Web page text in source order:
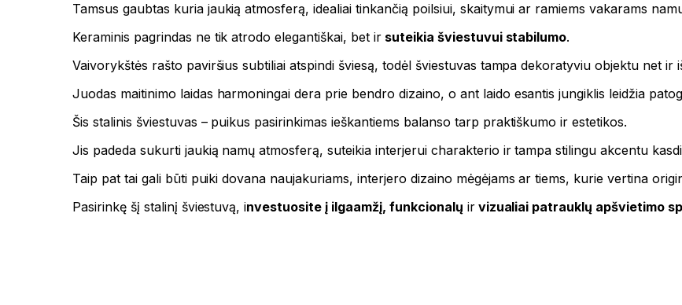
Tamsus gaubtas kuria jaukią atmosferą, idealiai tinkančią poilsiui, skaitymui ar ramiems vakarams
Keraminis pagrindas ne tik atrodo elegantiškai, bet irsuteikia šviestuvui stabilumo.
Vaivorykštės rašto paviršius subtiliai atspindi šviesą, todėl šviestuvas tampa dekoratyviu objektu net ir
Juodas maitinimo laidas harmoningai dera prie bendro dizaino, o ant laido esantis jungiklis leidžia
Šis stalinis šviestuvas – puikus pasirinkimas ieškantiems balanso tarp praktiškumo ir estetikos.
Jis padeda sukurti jaukią namų atmosferą, suteikia interjerui charakterio ir tampa stilingu akcentu
Taip pat tai gali būti puiki dovana naujakuriams, interjero dizaino mėgėjams ar tiems, kurie vertina
Pasirinkę šį stalinį šviestuvą, investuosite į ilgaamžį, funkcionalų irvizualiai patrauklų apšvietimo